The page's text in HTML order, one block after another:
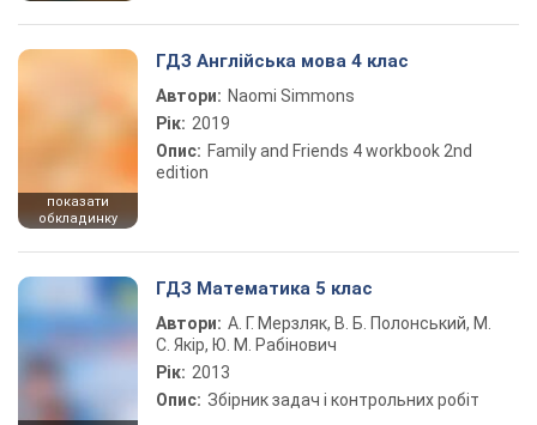
показати
обкладинку
ГДЗ Англійська мова 4 клас
Автори: Naomi Simmons
Рік: 2019
Опис: Family and Friends 4 workbook 2nd
edition
ГДЗ Математика 5 клас
Автори: А. Г. Мерзляк, В. Б. Полонський, М.
С. Якір, Ю. М. Рабінович
Рік: 2013
Опис: Збірник задач і контрольних робіт